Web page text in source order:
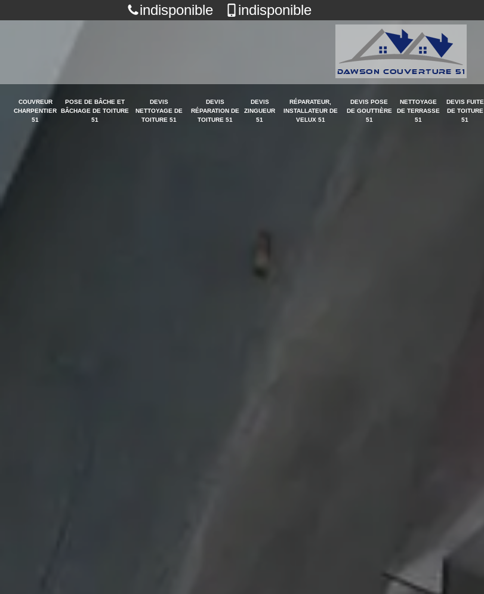
indisponible indisponible
COUVREUR
CHARPENTIER
51
POSE DE BÂCHE ET
BÂCHAGE DE TOITURE
51
DEVIS
NETTOYAGE DE
TOITURE 51
DEVIS
RÉPARATION DE
TOITURE 51
DEVIS
ZINGUEUR
51
RÉPARATEUR,
INSTALLATEUR DE
VELUX 51
DEVIS POSE
DE GOUTTIÈRE
51
NETTOYAGE
DE TERRASSE
51
DEVIS FUITE
DE TOITURE
51